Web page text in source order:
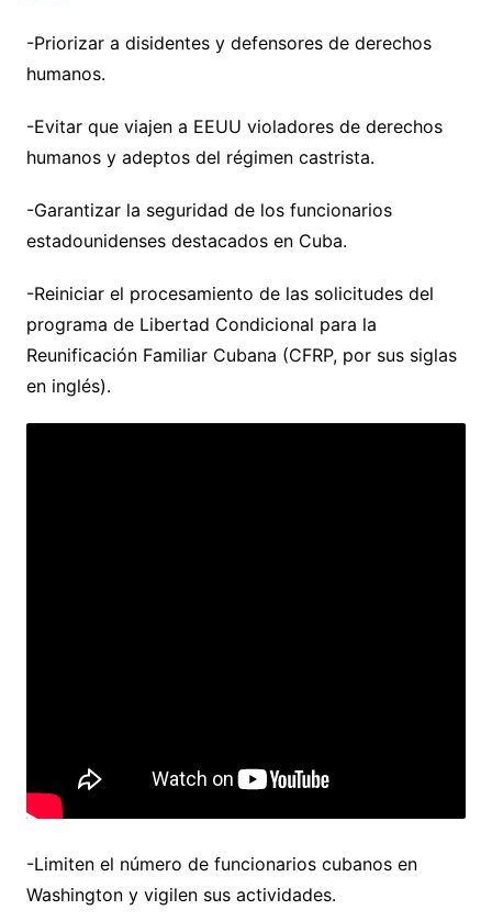
-Priorizar a disidentes y defensores de derechos
humanos.
-Evitar que viajen a EEUU violadores de derechos
humanos y adeptos del régimen castrista.
-Garantizar la seguridad de los funcionarios
estadounidenses destacados en Cuba.
-Reiniciar el procesamiento de las solicitudes del
programa de Libertad Condicional para la
Reunificación Familiar Cubana (CFRP, por sus siglas
en inglés).
-Limiten el número de funcionarios cubanos en
Washington y vigilen sus actividades.